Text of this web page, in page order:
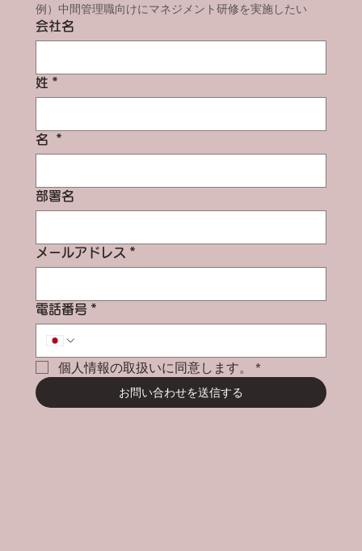
例）中間管理職向けにマネジメント研修を実施したい
会社名
姓 *
名 *
部署名
メールアドレス *
電話番号 *
個人情報の取扱いに同意します。 *
お問い合わせを送信する